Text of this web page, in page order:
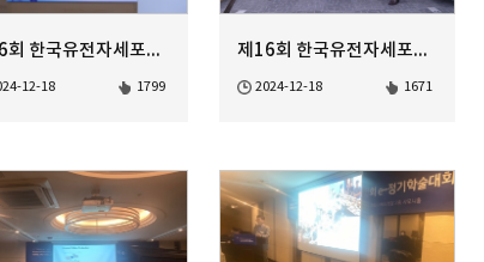
제16회 한국유전자세포치료학회 정기학술대회
12-18 1799
제16회 한국유전자세포치료학회 정기학술대회
2024-12-18 1671